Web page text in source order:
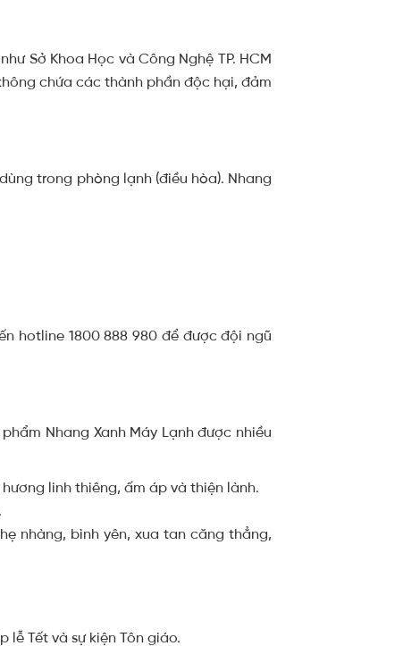
Sở Khoa Học và Công Nghệ TP. HCM
chứa các thành phần độc hại, đảm
trong phòng lạnh (điều hòa). Nhang
hotline 1800 888 980 để được đội ngũ
Nhang Xanh Máy Lạnh được nhiều
linh thiêng, ấm áp và thiện lành.
nhàng, bình yên, xua tan căng thẳng,
Tết và sự kiện Tôn giáo.